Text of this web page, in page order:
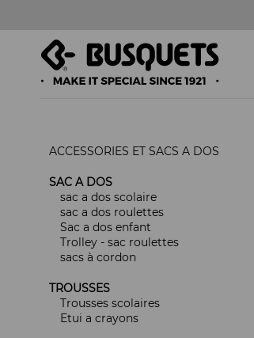
ACCESSORIES ET SACS A DOS
SAC A DOS
sac a dos scolaire
sac a dos roulettes
Sac a dos enfant
Trolley - sac roulettes
sacs à cordon
TROUSSES
Trousses scolaires
Etui a crayons